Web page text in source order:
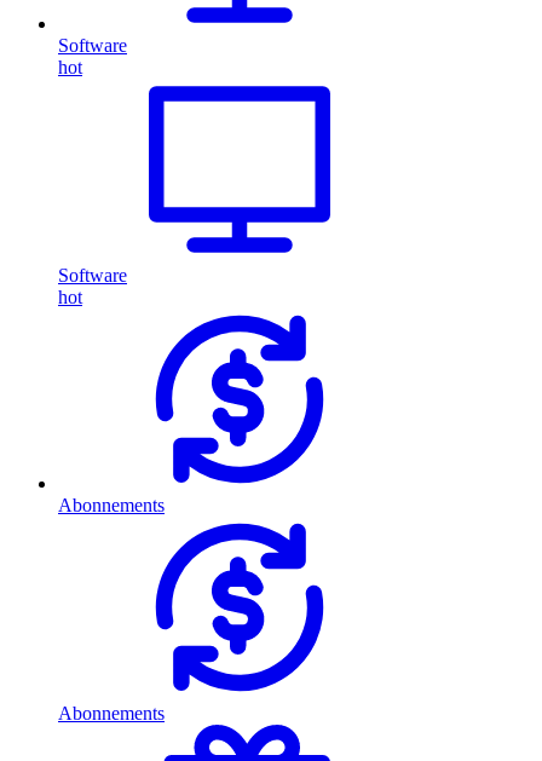
Software
hot
Software
hot
Abonnements
Abonnements